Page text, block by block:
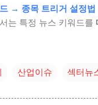
→ 종목 트리거 설정법
는 특정 뉴스 키워드를
산업이슈 섹터뉴